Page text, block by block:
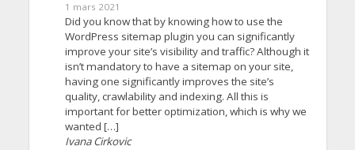
1 mars 2021
Did you know that by knowing how to use the
WordPress sitemap plugin you can significantly
improve your site’s visibility and traffic? Although it
isn’t mandatory to have a sitemap on your site,
having one significantly improves the site’s
quality, crawlability and indexing. All this is
important for better optimization, which is why we
wanted […]
Ivana Cirkovic